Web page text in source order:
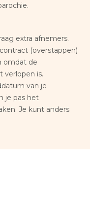
extra afnemers.
(overstappen)
omdat de
verlopen is.
van je
je pas het
Je kunt anders